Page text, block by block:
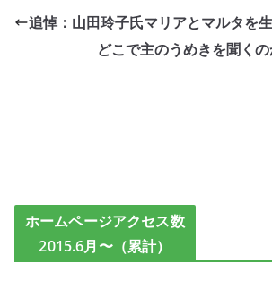
追悼：山田玲子氏マリアとマルタを
どこで主のうめきを聞
ホームページアクセス数
2015.6月〜（累計）